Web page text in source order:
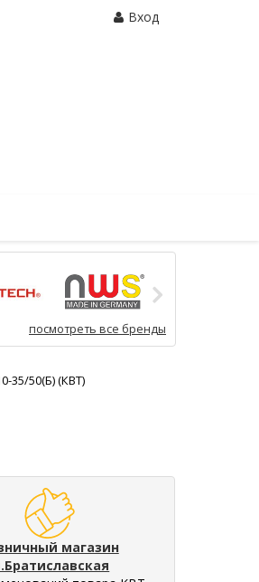
Вход
посмотреть все бренды
35/50(Б) (КВТ)
магазин